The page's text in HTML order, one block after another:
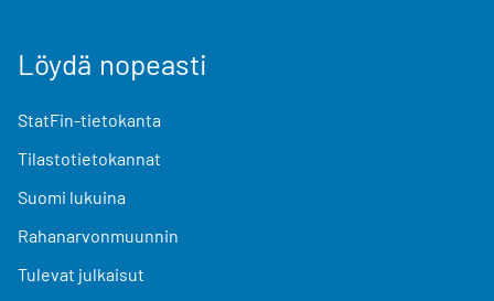
Löydä nopeasti
StatFin-tietokanta
Tilastotietokannat
Suomi lukuina
Rahanarvonmuunnin
Tulevat julkaisut